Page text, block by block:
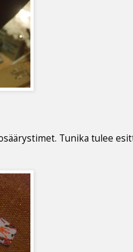
Tunika tulee